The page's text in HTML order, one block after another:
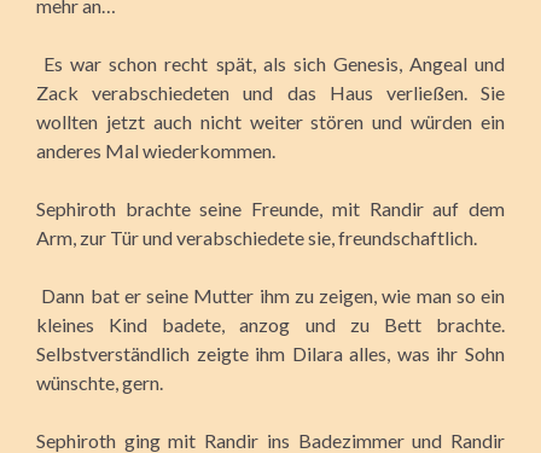
mehr an…
Es war schon recht spät, als sich Genesis, Angeal und
Zack verabschiedeten und das Haus verließen. Sie
wollten jetzt auch nicht weiter stören und würden ein
anderes Mal wiederkommen.
Sephiroth brachte seine Freunde, mit Randir auf dem
Arm, zur Tür und verabschiedete sie, freundschaftlich.
Dann bat er seine Mutter ihm zu zeigen, wie man so ein
kleines Kind badete, anzog und zu Bett brachte.
Selbstverständlich zeigte ihm Dilara alles, was ihr Sohn
wünschte, gern.
Sephiroth ging mit Randir ins Badezimmer und Randir